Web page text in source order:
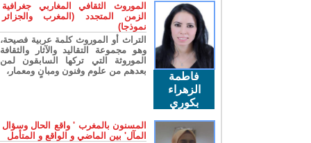
فاطمة
الزهراء
بكوري
الموروث الثقافي المغاربي جغرافية
الزمن المتجدد (المغرب والجزائر
نموذجا)
التراث أو الموروث كلمة عربية فصيحة،
وهو مجموعة التقاليد والآثار والثقافة
الموروثة التي تركها السابقون لمن
بعدهم من علوم وفنون ومبانٍ ومعمار،
المسنون بالمغرب ' واقع الحال وسؤال
المآل' بين الماضي و الواقع و المتأمل